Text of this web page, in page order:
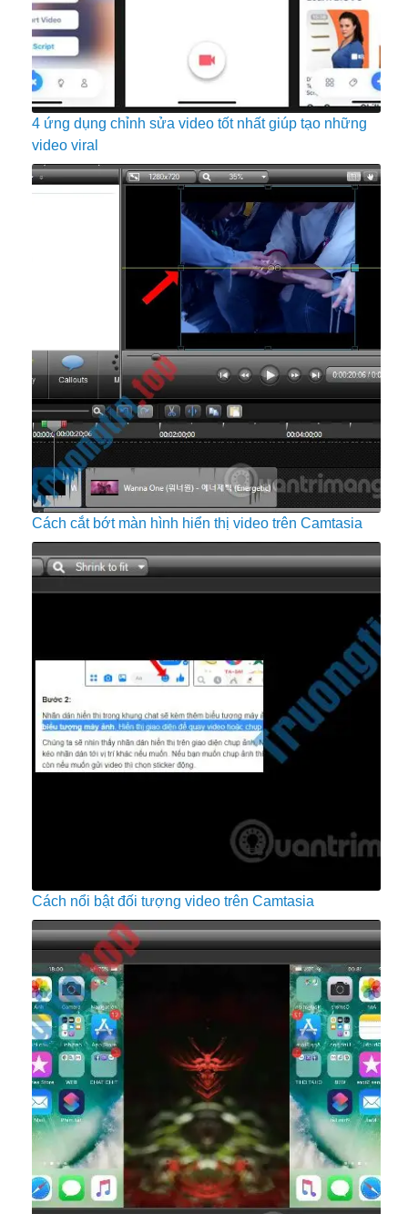
4 ứng dụng chỉnh sửa video tốt nhất giúp tạo những
video viral
Cách cắt bớt màn hình hiển thị video trên Camtasia
Cách nổi bật đối tượng video trên Camtasia